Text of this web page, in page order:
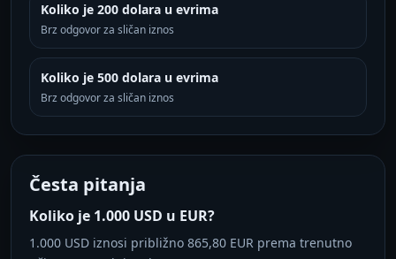
Koliko je 200 dolara u evrima
Brz odgovor za sličan iznos
Koliko je 500 dolara u evrima
Brz odgovor za sličan iznos
Česta pitanja
Koliko je 1.000 USD u EUR?
1.000 USD iznosi približno 865,80 EUR prema trenutno